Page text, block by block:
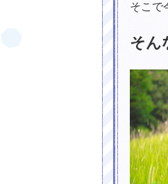
そこで
そん